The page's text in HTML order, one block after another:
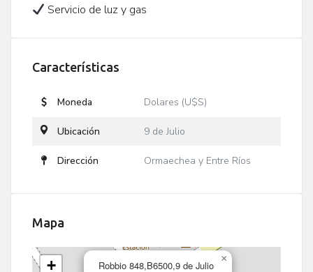
Servicio de luz y gas
Características
Moneda Dolares (U$S)
Ubicación 9 de Julio
Dirección Ormaechea y Entre Ríos
Mapa
Robbio 848,B6500,9 de Julio
×
+